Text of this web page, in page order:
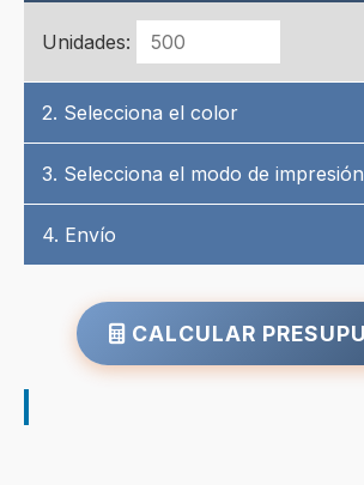
Unidades:
2. Selecciona el color
3. Selecciona el modo de impresión
4. Envío
CALCULAR